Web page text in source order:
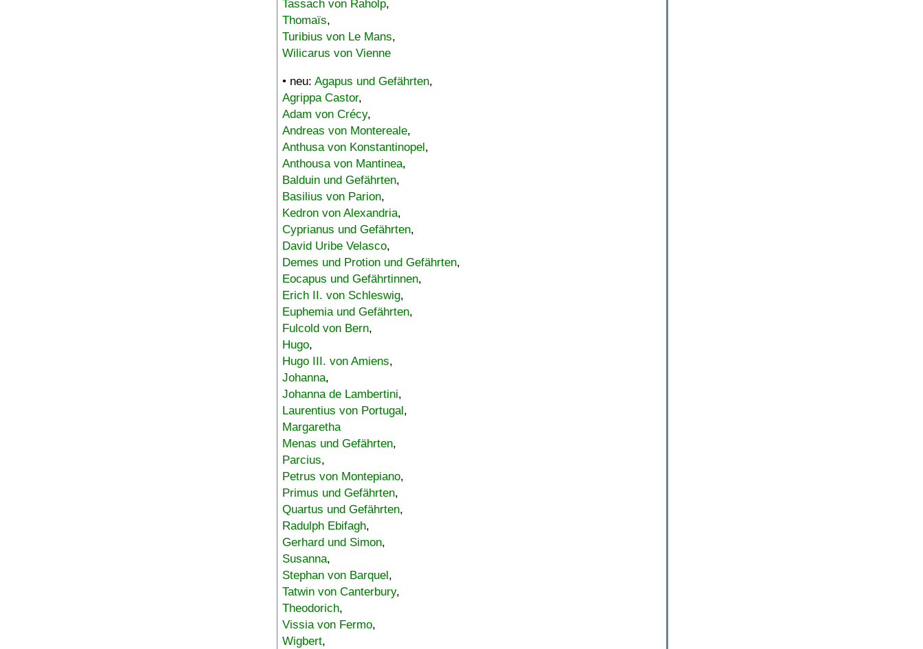
Tassach von Raholp,
Thomaïs,
Turibius von Le Mans,
Wilicarus von Vienne
• neu: Agapus und Gefährten,
Agrippa Castor,
Adam von Crécy,
Andreas von Montereale,
Anthusa von Konstantinopel,
Anthousa von Mantinea,
Balduin und Gefährten,
Basilius von Parion,
Kedron von Alexandria,
Cyprianus und Gefährten,
David Uribe Velasco,
Demes und Protion und Gefährten,
Eocapus und Gefährtinnen,
Erich II. von Schleswig,
Euphemia und Gefährten,
Fulcold von Bern,
Hugo,
Hugo III. von Amiens,
Johanna,
Johanna de Lambertini,
Laurentius von Portugal,
Margaretha
Menas und Gefährten,
Parcius,
Petrus von Montepiano,
Primus und Gefährten,
Quartus und Gefährten,
Radulph Ebifagh,
Gerhard und Simon,
Susanna,
Stephan von Barquel,
Tatwin von Canterbury,
Theodorich,
Vissia von Fermo,
Wigbert,